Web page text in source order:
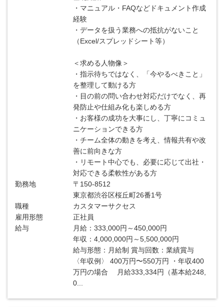
・マニュアル・FAQなどドキュメント作成
経験
・データを扱う業務への抵抗がないこと
（Excel/スプレッドシート等）
＜求める人物像＞
・指示待ちではなく、「今やるべきこと」
を整理して動ける方
・目の前の問い合わせ対応だけでなく、再
発防止や仕組み化も楽しめる方
・お客様の成功を大事にし、丁寧にコミュ
ニケーションできる方
・チーム全体の動きを考え、情報共有や改
善に前向きな方
・リモート中心でも、必要に応じて出社・
対応できる柔軟性がある方
勤務地
〒150-8512
東京都渋谷区桜丘町26番1号
職種
カスタマーサクセス
雇用形態
正社員
給与
月給：333,000円～450,000円
年収：4,000,000円～5,500,000円
給与形態：月給制 賞与回数：業績賞与
〈年収例〉 400万円〜550万円 ・年収400
万円の場合 月給333,334円（基本給248,
0...